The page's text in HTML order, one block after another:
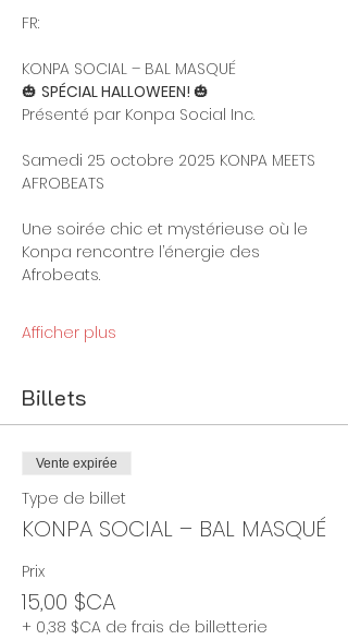
FR:
KONPA SOCIAL – BAL MASQUÉ
🎃 SPÉCIAL HALLOWEEN! 🎃
Présenté par Konpa Social Inc.
Samedi 25 octobre 2025 KONPA MEETS
AFROBEATS
Une soirée chic et mystérieuse où le
Konpa rencontre l’énergie des
Afrobeats.
Afficher plus
Billets
Vente expirée
Type de billet
KONPA SOCIAL – BAL MASQUÉ
Prix
15,00 $CA
+ 0,38 $CA de frais de billetterie